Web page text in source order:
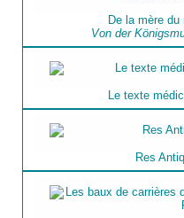
De la mère du
Von der
Le texte
Res